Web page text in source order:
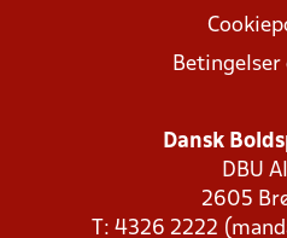
Dansk
DBU
2605
T: 4326 2222